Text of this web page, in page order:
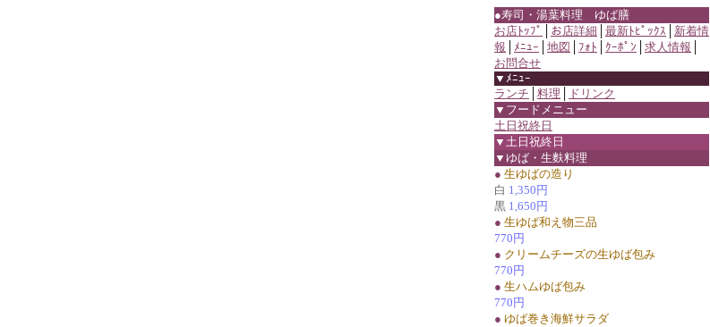
●寿司・湯葉料理 ゆば膳
お店ﾄｯﾌﾟ
お店詳細 最新ﾄﾋﾟｯｸｽ
新着情
報
ﾒﾆｭｰ 地図 ﾌｫﾄ ｸｰﾎﾟﾝ 求人情報
お問合せ
▼ﾒﾆｭｰ
ランチ
料理
ドリンク
▼フードメニュー
土日祝終日
▼土日祝終日
▼ゆば・生麩料理
● 生ゆばの造り
白 1,350円
黒 1,650円
● 生ゆば和え物三品
770円
● クリームチーズの生ゆば包み
770円
● 生ハムゆば包み
770円
● ゆば巻き海鮮サラダ